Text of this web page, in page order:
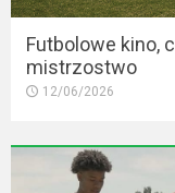
Futbolowe kino,
mistrzostwo
12/06/2026